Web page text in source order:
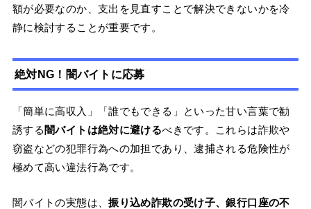
額が必要なのか、支出を見直すことで解決できないかを冷
静に検討することが重要です。
絶対NG！闇バイトに応募
「簡単に高収入」「誰でもできる」といった甘い言葉で勧
誘する 闇バイトは絶対に避けるべきです。これらは詐欺や
窃盗などの犯罪行為への加担であり、逮捕される危険性が
極めて高い違法行為です。
闇バイトの実態は、振り込め詐欺の受け子、銀行口座の不